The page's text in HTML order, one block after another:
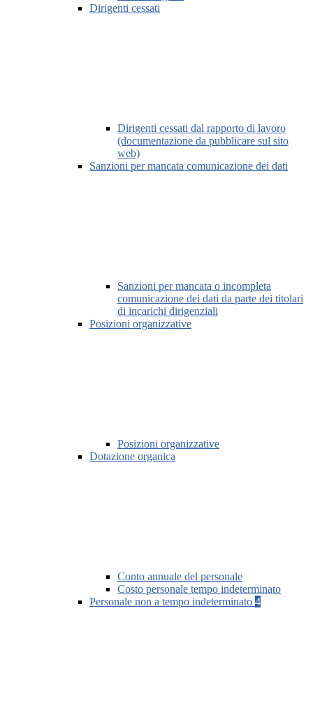
Dirigenti cessati
Dirigenti cessati dal rapporto di lavoro
(documentazione da pubblicare sul sito
web)
Sanzioni per mancata comunicazione dei dati
Sanzioni per mancata o incompleta
comunicazione dei dati da parte dei titolari
di incarichi dirigenziali
Posizioni organizzative
Posizioni organizzative
Dotazione organica
Conto annuale del personale
Costo personale tempo indeterminato
Personale non a tempo indeterminato 4